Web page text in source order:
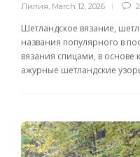
Лилия March 12, 2026 2
Шетландское вязание,
названия популярного в
вязания спицами, в основе
ажурные шетландские